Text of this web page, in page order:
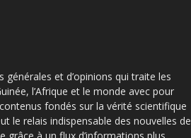
générales et d’opinions qui traite les
l’Afrique et le monde avec pour
fondés sur la vérité scientifique
le relais indispensable des nouvelles de